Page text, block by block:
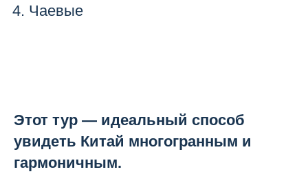
Чаевые
Этот тур — идеальный способ
увидеть Китай многогранным и
гармоничным.